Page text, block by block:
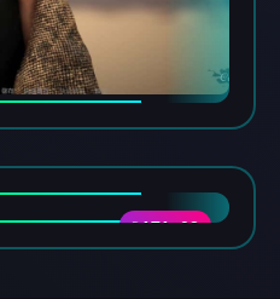
DATA-03